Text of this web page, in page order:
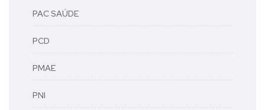
PAC SAÚDE
PCD
PMAE
PNI